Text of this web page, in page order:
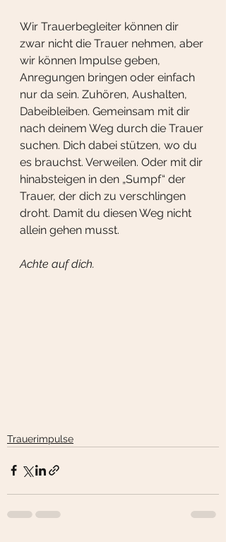
Wir Trauerbegleiter können dir
zwar nicht die Trauer nehmen, aber
wir können Impulse geben,
Anregungen bringen oder einfach
nur da sein. Zuhören, Aushalten,
Dabeibleiben. Gemeinsam mit dir
nach deinem Weg durch die Trauer
suchen. Dich dabei stützen, wo du
es brauchst. Verweilen. Oder mit dir
hinabsteigen in den „Sumpf“ der
Trauer, der dich zu verschlingen
droht. Damit du diesen Weg nicht
allein gehen musst.
Achte auf dich.
Trauerimpulse